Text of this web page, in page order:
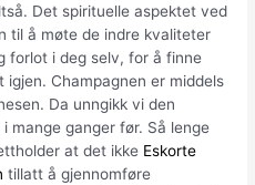
Det spirituelle aspektet ved
til å møte de indre kvaliteter
forlot i deg selv, for å finne
Champagnen er middels
Da unngikk vi den
mange ganger før. Så lenge
at det ikke Eskorte
tillatt å gjennomføre